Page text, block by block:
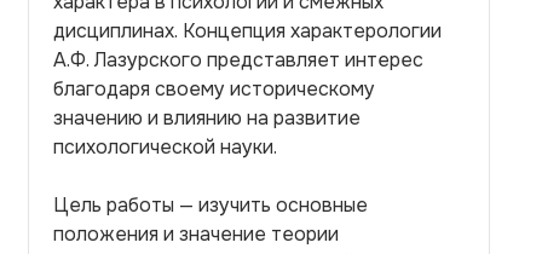
дисциплинах. Концепция характерологии
А.Ф. Лазурского представляет интерес
благодаря своему историческому
значению и влиянию на развитие
психологической науки.
Цель работы — изучить основные
положения и значение теории